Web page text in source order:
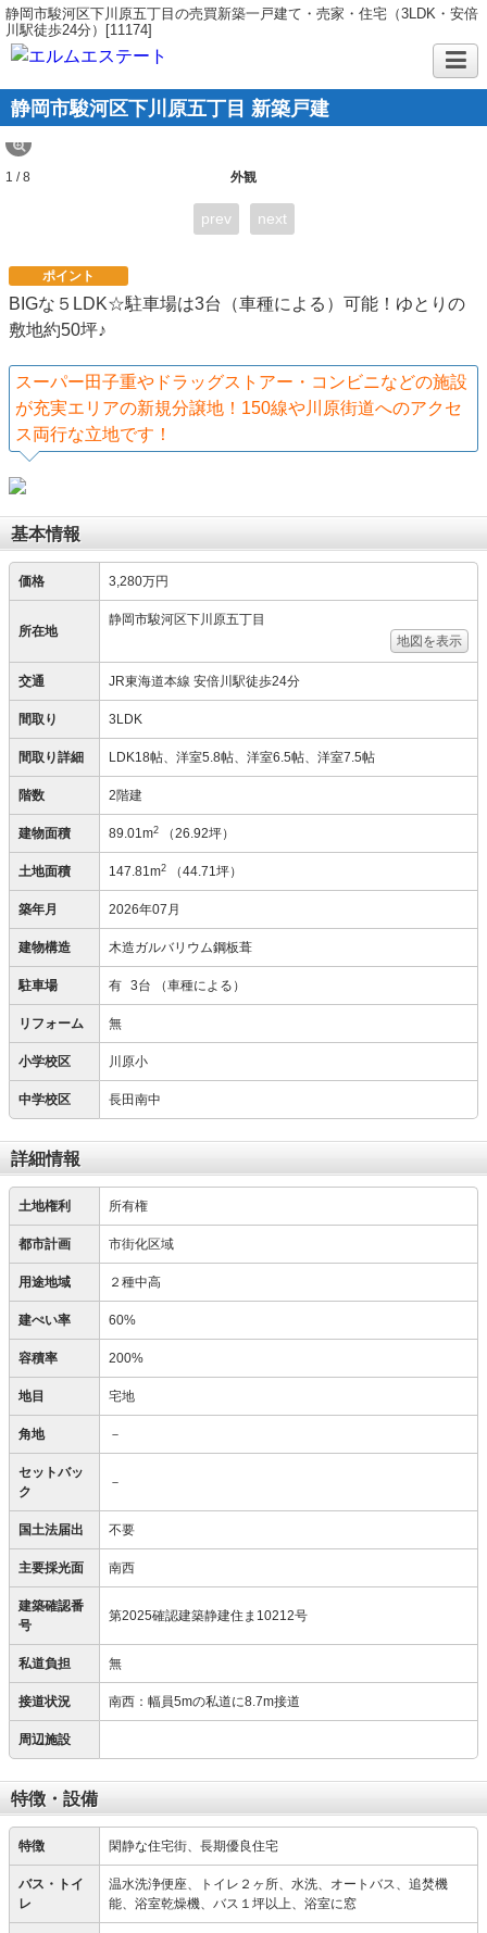
静岡市駿河区下川原五丁目の売買新築一戸建て・売家・住宅（3LDK・安倍
川駅徒歩24分）[11174]
静岡市駿河区下川原五丁目 新築戸建
外観
1 / 8
prev next
ポイント
BIGな５LDK☆駐車場は3台（車種による）可能！ゆとりの
敷地約50坪♪
スーパー田子重やドラッグストアー・コンビニなどの施設
が充実エリアの新規分譲地！150線や川原街道へのアクセ
ス両行な立地です！
基本情報
価格 3,280万円
所在地
静岡市駿河区下川原五丁目
地図を表示
交通 JR東海道本線 安倍川駅徒歩24分
間取り 3LDK
間取り詳細 LDK18帖、洋室5.8帖、洋室6.5帖、洋室7.5帖
階数 2階建
建物面積 89.01m2 （26.92坪）
土地面積 147.81m2 （44.71坪）
築年月 2026年07月
建物構造 木造ガルバリウム鋼板葺
駐車場 有 3台 （車種による）
リフォーム 無
小学校区 川原小
中学校区 長田南中
詳細情報
土地権利 所有権
都市計画 市街化区域
用途地域 ２種中高
建ぺい率 60%
容積率 200%
地目 宅地
角地 －
セットバッ
ク
－
国土法届出 不要
主要採光面 南西
建築確認番
号
第2025確認建築静建住ま10212号
私道負担 無
接道状況 南西：幅員5mの私道に8.7m接道
周辺施設
特徴・設備
特徴 閑静な住宅街、長期優良住宅
バス・トイ
レ
温水洗浄便座、トイレ２ヶ所、水洗、オートバス、追焚機
能、浴室乾燥機、バス１坪以上、浴室に窓